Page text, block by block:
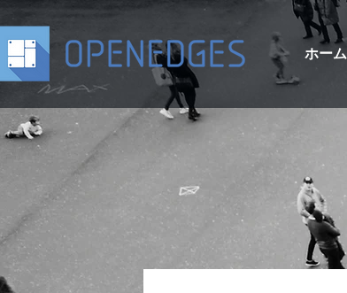
ホーム